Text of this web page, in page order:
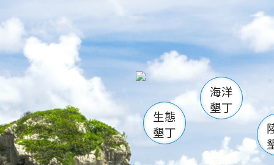
龜山 海生館
恆春
龍鑾潭自
瓊麻館
關山
白砂
生態
墾丁
海洋
墾丁